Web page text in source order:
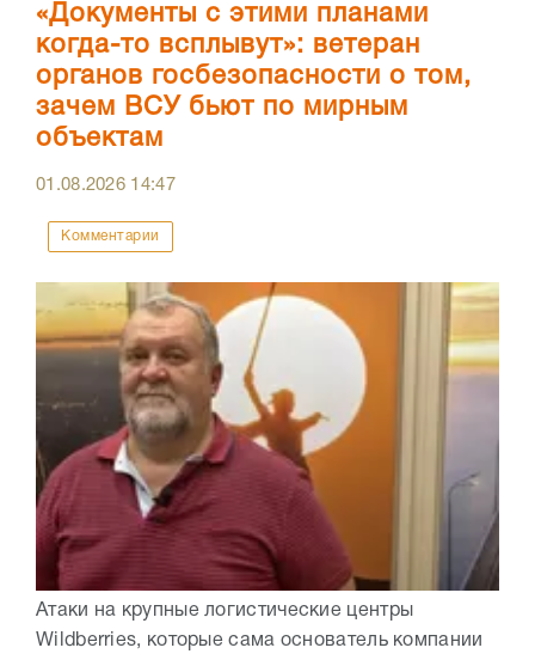
«Документы с этими планами
когда-то всплывут»: ветеран
органов госбезопасности о том,
зачем ВСУ бьют по мирным
объектам
01.08.2026 14:47
Комментарии
Атаки на крупные логистические центры
Wildberries, которые сама основатель компании